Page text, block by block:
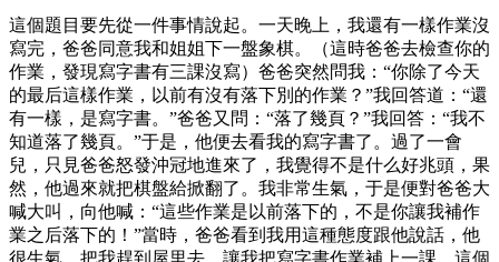
這個題目要先從一件事情說起。一天晚上，我還有一樣作業沒
寫完，爸爸同意我和姐姐下一盤象棋。（這時爸爸去檢查你的
作業，發現寫字書有三課沒寫）爸爸突然問我：“你除了今天
的最后這樣作業，以前有沒有落下別的作業？”我回答道：“還
有一樣，是寫字書。”爸爸又問：“落了幾頁？”我回答：“我不
知道落了幾頁。”于是，他便去看我的寫字書了。過了一會
兒，只見爸爸怒發沖冠地進來了，我覺得不是什么好兆頭，果
然，他過來就把棋盤給掀翻了。我非常生氣，于是便對爸爸大
喊大叫，向他喊：“這些作業是以前落下的，不是你讓我補作
業之后落下的！”當時，爸爸看到我用這種態度跟他說話，他
很生氣，把我趕到屋里去，讓我把寫字書作業補上一課。這個